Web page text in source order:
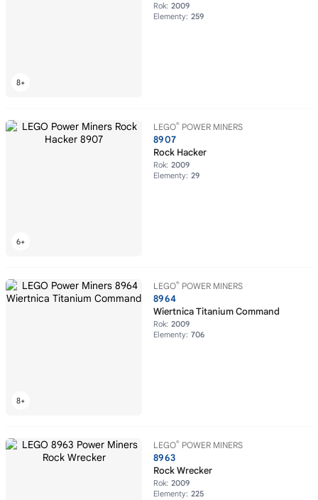
Rok: 2009
Elementy: 259
LEGO® POWER MINERS
8907
Rock Hacker
Rok: 2009
Elementy: 29
LEGO® POWER MINERS
8964
Wiertnica Titanium Command
Rok: 2009
Elementy: 706
LEGO® POWER MINERS
8963
Rock Wrecker
Rok: 2009
Elementy: 225